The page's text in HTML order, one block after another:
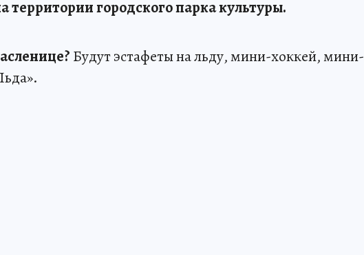
территории городского парка культуры.
Будут эстафеты на льду, мини-хоккей, мини-